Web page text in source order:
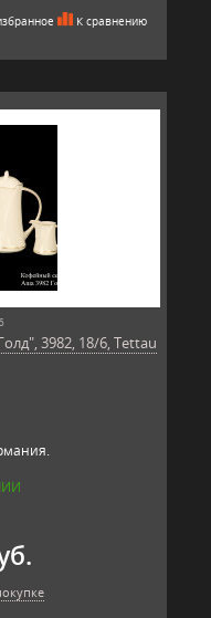
К сравнению
3982, 18/6, Tettau